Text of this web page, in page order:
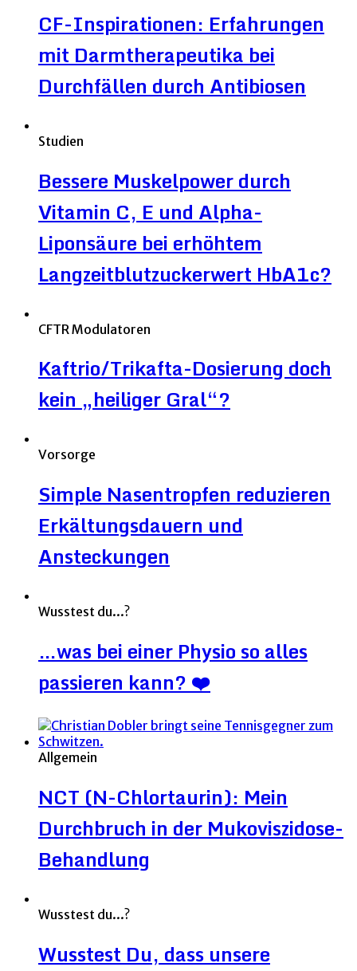
CF-Inspirationen: Erfahrungen
mit Darmtherapeutika bei
Durchfällen durch Antibiosen
Studien
Bessere Muskelpower durch
Vitamin C, E und Alpha-
Liponsäure bei erhöhtem
Langzeitblutzuckerwert HbA1c?
CFTR Modulatoren
Kaftrio/Trikafta-Dosierung doch
kein „heiliger Gral“?
Vorsorge
Simple Nasentropfen reduzieren
Erkältungsdauern und
Ansteckungen
Wusstest du...?
…was bei einer Physio so alles
passieren kann? ❤️
Allgemein
NCT (N-Chlortaurin): Mein
Durchbruch in der Mukoviszidose-
Behandlung
Wusstest du...?
Wusstest Du, dass unsere